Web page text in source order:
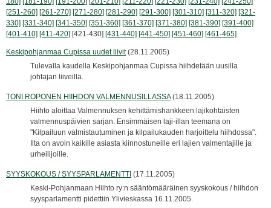
[251-260] [261-270] [271-280] [281-290] [291-300] [301-310] [311-320] [321-
330] [331-340] [341-350] [351-360] [361-370] [371-380] [381-390] [391-400]
[401-410] [411-420] [421-430] [431-440] [441-450] [451-460] [461-465]
Keskipohjanmaa Cupissa uudet liivit (28.11.2005)
Tulevalla kaudella Keskipohjanmaa Cupissa hiihdetään uusilla
johtajan liiveillä.
TONI ROPONEN HIIHDON VALMENNUSILLASSA (18.11.2005)
Hiihto aloittaa Valmennuksen kehittämishankkeen lajikohtaisten
valmennuspäivien sarjan. Ensimmäisen laji-illan teemana on
"Kilpailuun valmistautuminen ja kilpailukauden harjoittelu hiihdossa".
Ilta on avoin kaikille asiasta kiinnostuneille eri lajien valmentajille ja
urheilijoille.
SYYSKOKOUS / SYYSPARLAMENTTI (17.11.2005)
Keski-Pohjanmaan Hiihto ry:n sääntömääräinen syyskokous / hiihdon
syysparlamentti pidettiin Ylivieskassa 16.11.2005.